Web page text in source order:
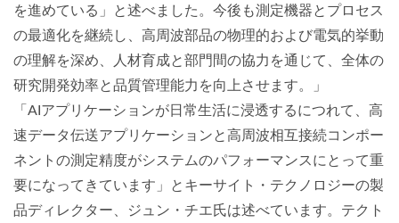
を進めている」と述べました。今後も測定機器とプロセス
の最適化を継続し、高周波部品の物理的および電気的挙動
の理解を深め、人材育成と部門間の協力を通じて、全体の
研究開発効率と品質管理能力を向上させます。」
「AIアプリケーションが日常生活に浸透するにつれて、高
速データ伝送アプリケーションと高周波相互接続コンポー
ネントの測定精度がシステムのパフォーマンスにとって重
要になってきています」とキーサイト・テクノロジーの製
品ディレクター、ジュン・チエ氏は述べています。テクト